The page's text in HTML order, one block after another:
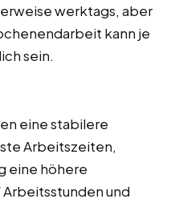
werktags, aber
kann je
sein.
eine stabilere
Arbeitszeiten,
eine höhere
und